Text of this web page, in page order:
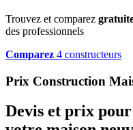
Trouvez et comparez
des professionnels
Comparez 4 constructeurs
Prix Construction
Devis et prix